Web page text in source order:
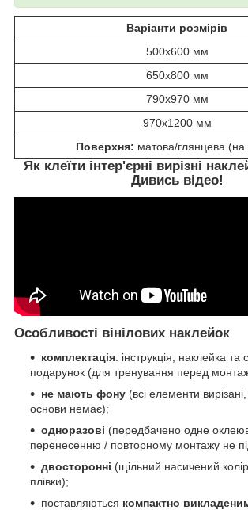
Варіанти розмірів
500x600 мм
650x800 мм
790x970 мм
970x1200 мм
Поверхня: матова/глянцева (на
Як клеїти інтер'єрні вирізні
Дивись відео!
Особливості вінілових наклейок
комплектація: інструкція, наклейка та
подарунок (для тренування перед
не мають фону (всі елементи
основи немає);
одноразові (передбачено одне
перенесенню / повторному монтажу не
двосторонні (щільний насичений
плівки);
поставляються компактно